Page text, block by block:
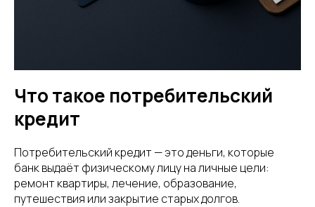
Что такое потребительский
кредит
Потребительский кредит — это деньги, которые
банк выдаёт физическому лицу на личные цели:
ремонт квартиры, лечение, образование,
путешествия или закрытие старых долгов.